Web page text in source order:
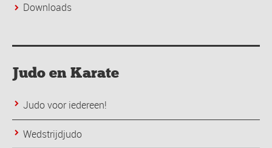
Downloads
Judo en Karate
Judo voor iedereen!
Wedstrijdjudo